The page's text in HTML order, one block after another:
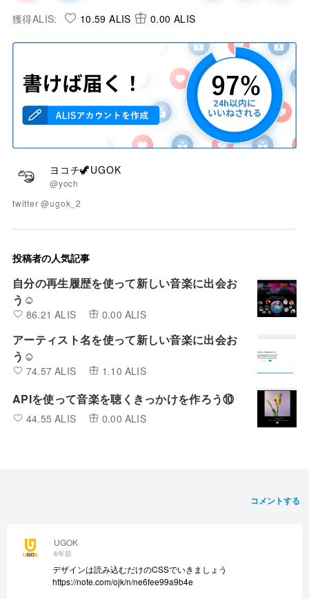
獲得ALIS: 10.59 ALIS 0.00 ALIS
ヨコチ🦖UGOK
@yoch
twitter @ugok_2
投稿者の人気記事
自分の再生履歴を使って新しい音楽に出会お
う☺
86.21 ALIS 0.00 ALIS
アーティスト名を使って新しい音楽に出会お
う☺
74.57 ALIS 1.10 ALIS
APIを使って音楽を聴くきっかけを作ろう⑩
44.55 ALIS 0.00 ALIS
コメントする
UGOK
6年前
デザインは読み込むだけのCSSでいきましょう
https://note.com/ojk/n/ne6fee99a9b4e